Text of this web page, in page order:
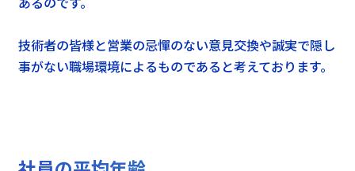
技術者の皆様と営業の忌憚のない意見交換や誠実で隠し
事がない職場環境によるものであると考えております。